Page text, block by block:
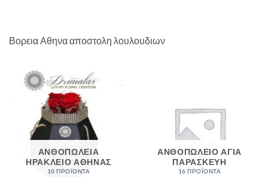
Βορεια Αθηνα αποστολη λουλουδιων
ΑΝΘΟΠΩΛΕΙΑ
ΗΡΑΚΛΕΙΟ ΑΘΗΝΑΣ
10 ΠΡΟΪΌΝΤΑ
ΑΝΘΟΠΩΛΕΙΟ ΑΓΙΑ
ΠΑΡΑΣΚΕΥΗ
16 ΠΡΟΪΌΝΤΑ